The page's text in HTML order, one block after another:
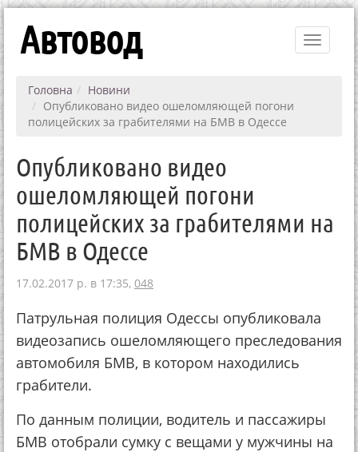
Toggle
Автовод
Головна
Новини
Опубликовано видео ошеломляющей погони
полицейских за грабителями на БМВ в Одессе
Опубликовано видео
ошеломляющей погони
полицейских за грабителями на
БМВ в Одессе
17.02.2017 р. в 17:35, 048
Патрульная полиция Одессы опубликовала
видеозапись ошеломляющего преследования
автомобиля БМВ, в котором находились
грабители.
По данным полиции, водитель и пассажиры
БМВ отобрали сумку с вещами у мужчины на